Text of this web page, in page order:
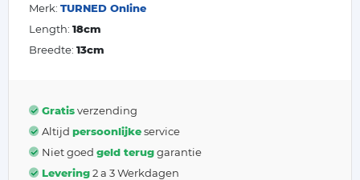
Merk: TURNED Online
Length: 18cm
Breedte: 13cm
Gratisverzending
Altijd persoonlijkeservice
Niet goed geld teruggarantie
Levering2 a 3 Werkdagen